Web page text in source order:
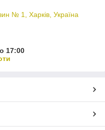
№ 1, Харків, Україна
17:00